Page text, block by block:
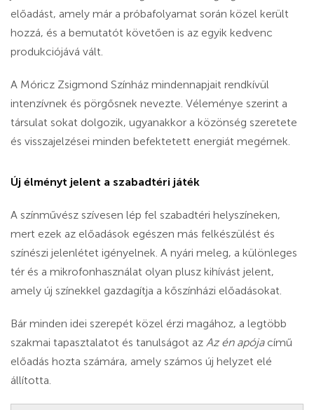
előadást, amely már a próbafolyamat során közel került
hozzá, és a bemutatót követően is az egyik kedvenc
produkciójává vált.
A Móricz Zsigmond Színház mindennapjait rendkívül
intenzívnek és pörgősnek nevezte. Véleménye szerint a
társulat sokat dolgozik, ugyanakkor a közönség szeretete
és visszajelzései minden befektetett energiát megérnek.
Új élményt jelent a szabadtéri játék
A színművész szívesen lép fel szabadtéri helyszíneken,
mert ezek az előadások egészen más felkészülést és
színészi jelenlétet igényelnek. A nyári meleg, a különleges
tér és a mikrofonhasználat olyan plusz kihívást jelent,
amely új színekkel gazdagítja a kőszínházi előadásokat.
Bár minden idei szerepét közel érzi magához, a legtöbb
szakmai tapasztalatot és tanulságot az Az én apójacímű
előadás hozta számára, amely számos új helyzet elé
állította.